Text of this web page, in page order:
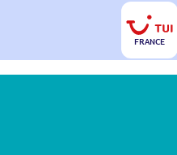
FRANCE